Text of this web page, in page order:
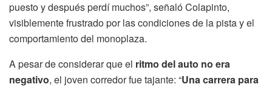
puesto y después perdí muchos”, señaló Colapinto,
visiblemente frustrado por las condiciones de la pista y el
comportamiento del monoplaza.
A pesar de considerar que el ritmo del auto no era
negativo, el joven corredor fue tajante: “Una carrera para